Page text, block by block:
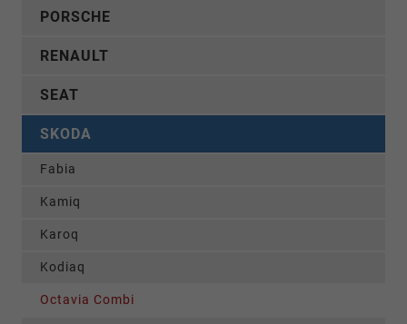
PORSCHE
RENAULT
SEAT
SKODA
Fabia
Kamiq
Karoq
Kodiaq
Octavia Combi